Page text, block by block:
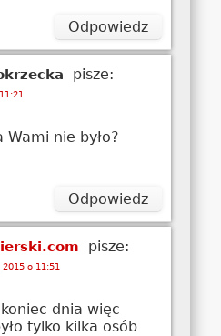
Odpowiedz
pisze:
nie było?
Odpowiedz
pisze:
o 11:51
dnia więc
tylko kilka osób